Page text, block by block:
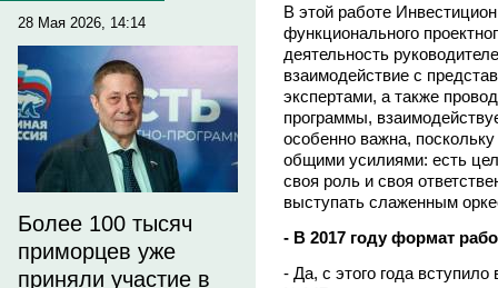
28 Мая 2026, 14:14
Более 100 тысяч
приморцев уже
приняли участие в
В этой работе
функционального
деятельность
взаимодействие с
экспертами, а также
программы,
особенно важна,
общими усилиями: есть
своя роль и своя
выступать слаженным
- В 2017 году формат
- Да, с этого года